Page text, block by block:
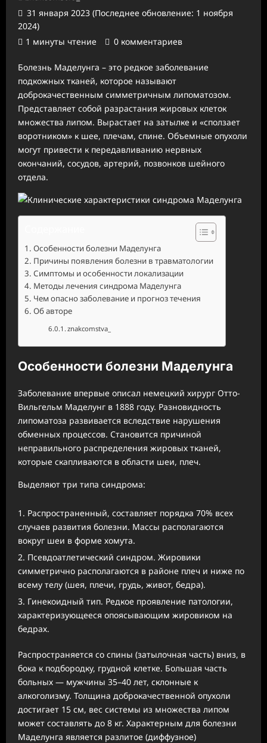
31 января 2023 (Последнее обновление: 1 ноября
2024)
1 минуты чтение
0 комментариев
Болезнь Маделунга – это редкое заболевание
подкожных тканей, которое называют
доброкачественным симметричным липоматозом.
Представляет собой разрастания жировых клеток
множества липом. Вырастает на затылке и «сползает
воротником» к шее, плечам, спине. Объемные опухоли
могут привести к передавливанию нервных
окончаний, сосудов, артерий, позвонков шейного
отдела.
Особенности болезни Маделунга
Причины появления болезни в травматологии
Симптомы и особенности локализации
Методы лечения синдрома Маделунга
Чем опасно заболевание и прогноз течения
Об авторе
znakcomstva_
Особенности болезни Маделунга
Заболевание впервые описал немецкий хирург Отто-
Вильгельм Маделунг в 1888 году. Разновидность
липоматоза развивается вследствие нарушения
обменных процессов. Становится причиной
неправильного распределения жировых тканей,
которые скапливаются в области шеи, плеч.
Выделяют три типа синдрома:
Распространенный, составляет порядка 70% всех
случаев развития болезни. Массы располагаются
вокруг шеи в форме хомута.
Псевдоатлетический синдром. Жировики
симметрично располагаются в районе плеч и ниже по
всему телу (шея, плечи, грудь, живот, бедра).
Гинекоидный тип. Редкое проявление патологии,
характеризующееся опоясывающим жировиком на
бедрах.
Распространяется со спины (затылочная часть) вниз, в
бока к подбородку, грудной клетке. Большая часть
больных — мужчины 35–40 лет, склонные к
алкоголизму. Толщина доброкачественной опухоли
достигает 15 см, вес системы из множества липом
может составлять до 8 кг. Характерным для болезни
Маделунга является разлитое (диффузное)